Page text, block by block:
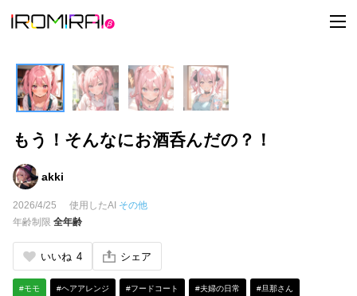
t
o
もう！そんなにお酒呑んだの？！
akki
2026/4/25 使用したAI その他
年齢制限 全年齢
いいね 4 シェア
#モモ #ヘアアレンジ #フードコート #夫婦の日常 #旦那さん